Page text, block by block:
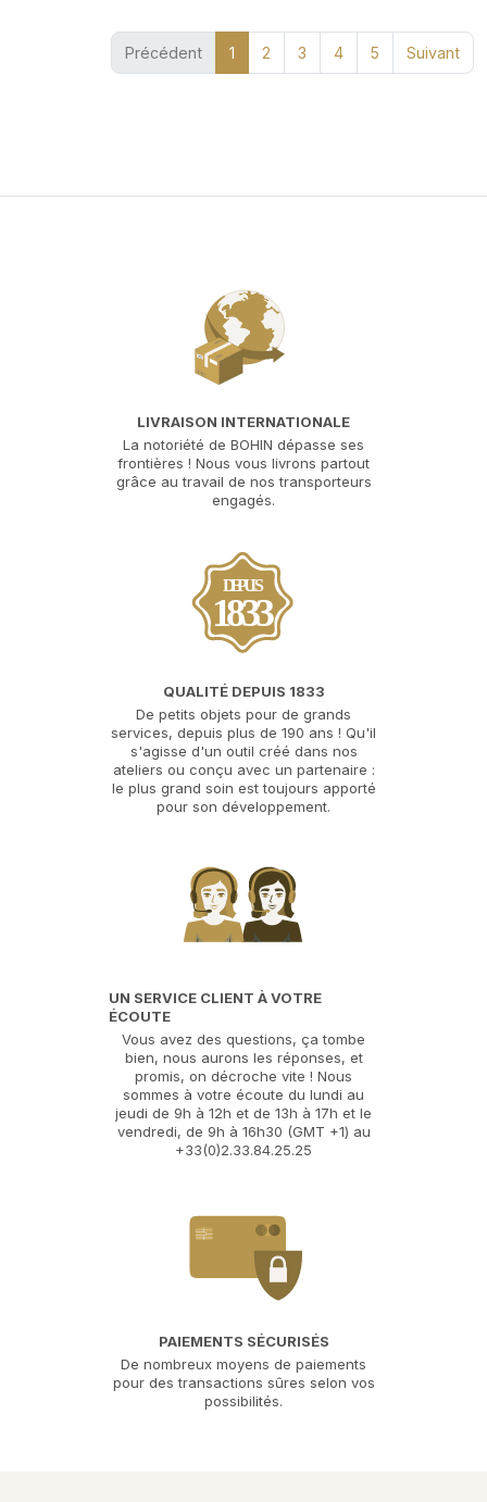
Précédent 1 (current)
2 3 4 5 Suivant
LIVRAISON INTERNATIONALE
La notoriété de BOHIN dépasse ses
frontières ! Nous vous livrons partout
grâce au travail de nos transporteurs
engagés.
DEPUIS
1833
QUALITÉ DEPUIS 1833
De petits objets pour de grands
services, depuis plus de 190 ans ! Qu'il
s'agisse d'un outil créé dans nos
ateliers ou conçu avec un partenaire :
le plus grand soin est toujours apporté
pour son développement.
UN SERVICE CLIENT À VOTRE
ÉCOUTE
Vous avez des questions, ça tombe
bien, nous aurons les réponses, et
promis, on décroche vite ! Nous
sommes à votre écoute du lundi au
jeudi de 9h à 12h et de 13h à 17h et le
vendredi, de 9h à 16h30 (GMT +1) au
+33(0)2.33.84.25.25
PAIEMENTS SÉCURISÉS
De nombreux moyens de paiements
pour des transactions sûres selon vos
possibilités.